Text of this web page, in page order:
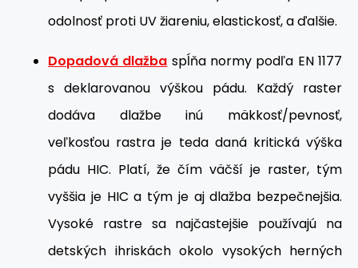
odolnosť proti UV žiareniu, elastickosť, a ďalšie.
Dopadová dlažba spĺňa normy podľa EN 1177
s deklarovanou výškou pádu. Každý raster
dodáva dlažbe inú mäkkosť/pevnosť,
veľkosťou rastra je teda daná kritická výška
pádu HIC. Platí, že čím väčší je raster, tým
vyššia je HIC a tým je aj dlažba bezpečnejšia.
Vysoké rastre sa najčastejšie používajú na
detských ihriskách okolo vysokých herných